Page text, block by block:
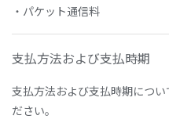
・パケット通信料
支払方法および支払時期
支払方法および支払時期につい
ださい。